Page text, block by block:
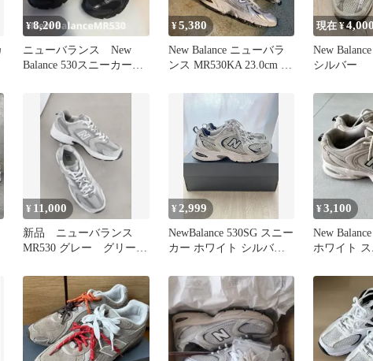
¥8,200
ニューバランス New
Balance 530スニーカー
¥5,380
New Balance ニューバラ
ンス MR530KA 23.0cm ス
現在 ¥4,000
New
シルバー
¥ 11,000
新品 ニューバランス
MR530 グレー グリーン
24㎝
¥2,999
NewBalance 530SG スニー
カー ホワイト シルバ
¥3,100
New
ホワイト